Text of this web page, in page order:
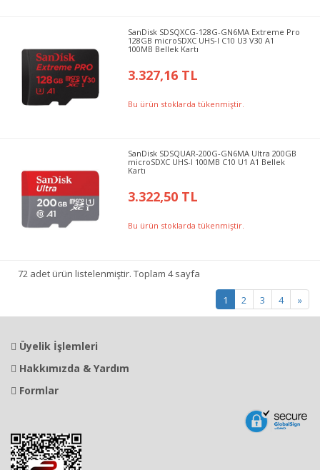
SanDisk SDSQXCG-128G-GN6MA Extreme Pro
128GB microSDXC UHS-I C10 U3 V30 A1
100MB Bellek Kartı
3.327,16 TL
Bu ürün stoklarda tükenmiştir.
SanDisk SDSQUAR-200G-GN6MA Ultra 200GB
microSDXC UHS-I 100MB C10 U1 A1 Bellek
Kartı
3.322,50 TL
Bu ürün stoklarda tükenmiştir.
72 adet ürün listelenmiştir. Toplam 4 sayfa
1 2 3 4 »
Üyelik İşlemleri
Hakkımızda & Yardım
Formlar